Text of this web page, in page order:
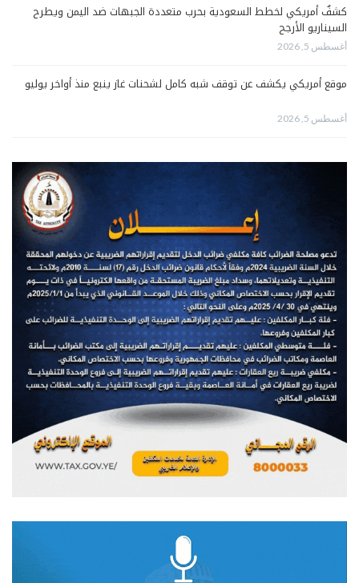
كشفٌ أمريكي لخطط السعودية بحرب متعددة الجبهات ضد اليمن ويطرح
السيناريو الأرجح
أغسطس 5, 2026
موقع أمريكي يكشف عن توقف شبه كامل لشحنات غاز ينبع منذ أواخر يوليو
أغسطس 5, 2026